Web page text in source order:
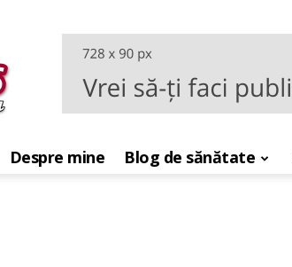
Despre mine Blog de sănătate